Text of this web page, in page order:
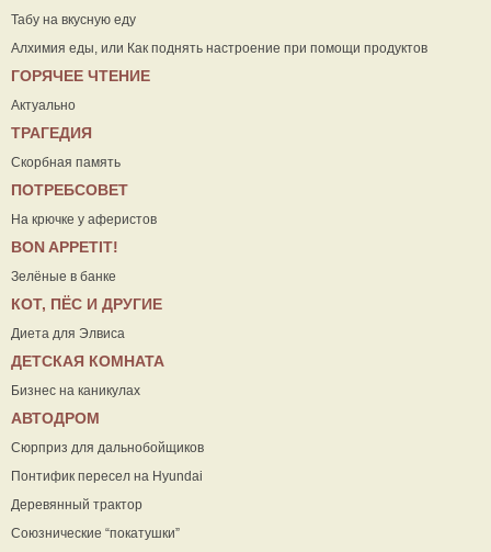
Табу на вкусную еду
Алхимия еды, или Как поднять настроение при помощи продуктов
ГОРЯЧЕЕ ЧТЕНИЕ
Актуально
ТРАГЕДИЯ
Скорбная память
ПОТРЕБСОВЕТ
На крючке у аферистов
ВON APPETIT!
Зелёные в банке
КОТ, ПЁС И ДРУГИЕ
Диета для Элвиса
ДЕТСКАЯ КОМНАТА
Бизнес на каникулах
АВТОДРОМ
Сюрприз для дальнобойщиков
Понтифик пересел на Hyundai
Деревянный трактор
Союзнические “покатушки”